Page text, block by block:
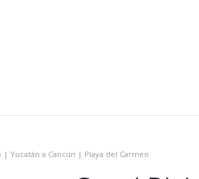
| Yucatán a Cancún | Playa del Carmen